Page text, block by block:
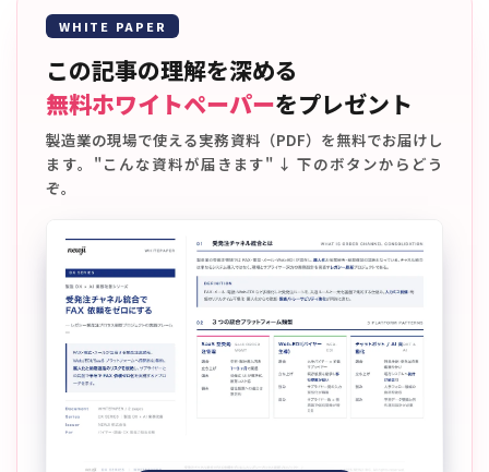
WHITE PAPER
この記事の理解を深める
無料ホワイトペーパーをプレゼント
製造業の現場で使える実務資料（PDF）を無料でお届けし
ます。"こんな資料が届きます" ↓ 下のボタンからどう
ぞ。